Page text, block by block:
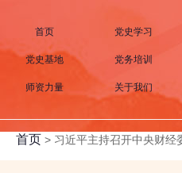
首页 党史学习
党史基地 党务培训
师资力量 关于我们
首页 > 习近平主持召开中央财经